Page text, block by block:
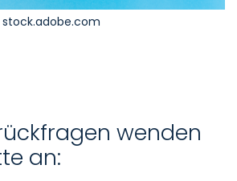
wenden
an: